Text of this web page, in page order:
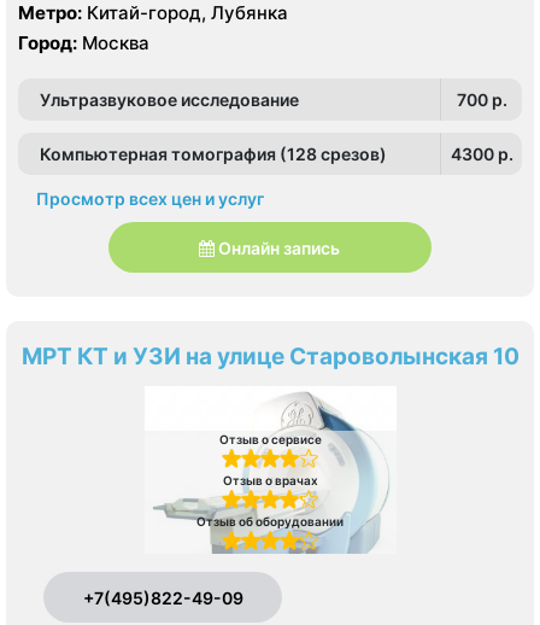
Метро: Китай-город, Лубянка
Город: Москва
Ультразвуковое исследование 700 p.
Компьютерная томография (128 срезов) 4300 p.
Просмотр всех цен и услуг
Онлайн запись
МРТ КТ и УЗИ на улице Староволынская 10
Отзыв о сервисе
Отзыв о врачах
Отзыв об оборудовании
+7(495)822-49-09